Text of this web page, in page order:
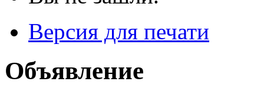
Версия для печати
Объявление